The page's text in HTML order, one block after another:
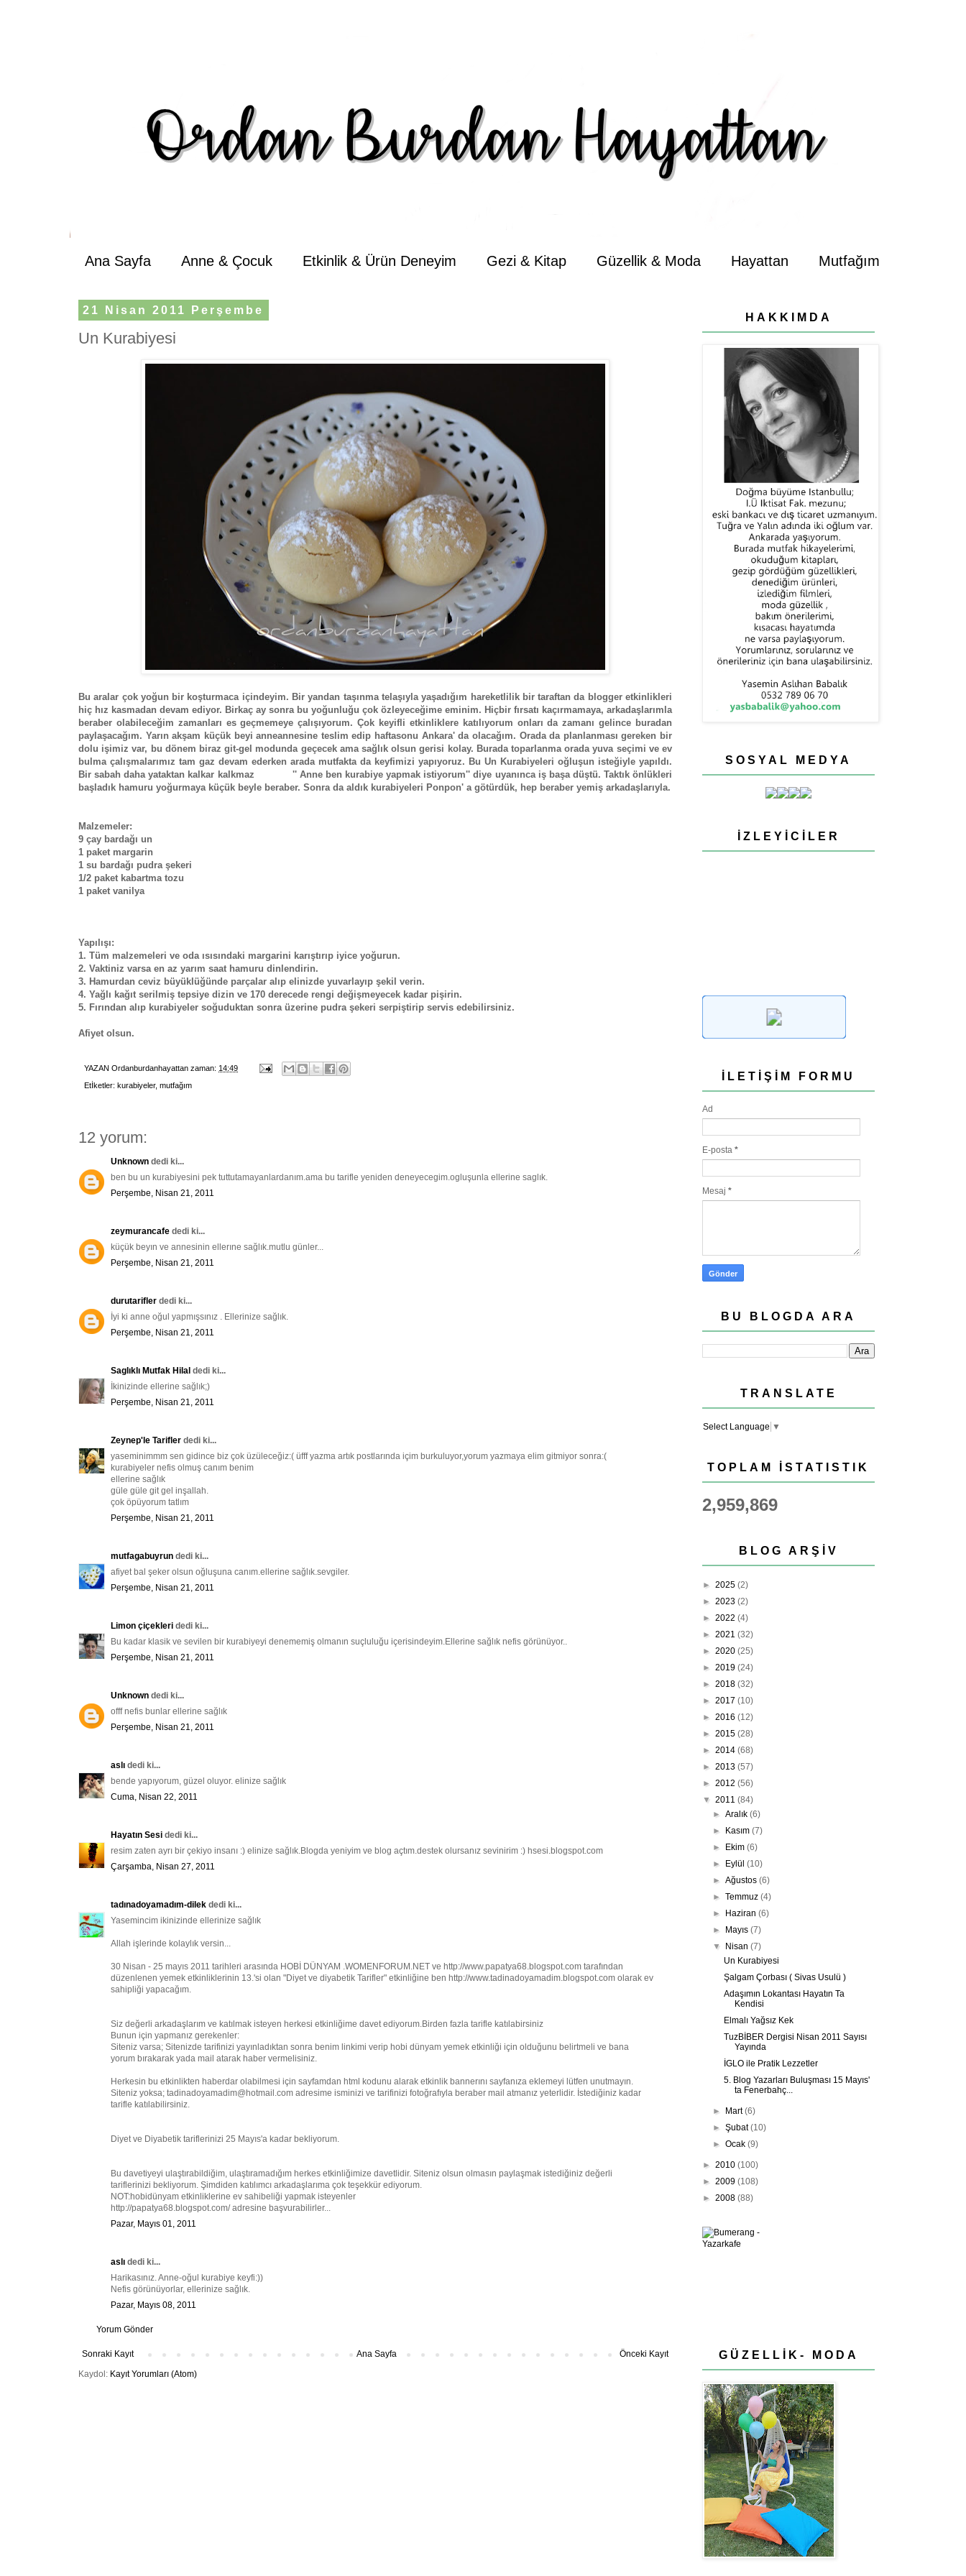
Ana Sayfa Anne & Çocuk Etkinlik & Ürün Deneyim Gezi & Kitap Güzellik & Moda Hayattan Mutfağım
21 Nisan 2011 Perşembe
Un Kurabiyesi
Bu aralar çok yoğun bir koşturmaca içindeyim. Bir yandan taşınma telaşıyla yaşadığım hareketlilik bir taraftan da blogger etkinlikleri
hiç hız kasmadan devam ediyor. Birkaç ay sonra bu yoğunluğu çok özleyeceğime eminim. Hiçbir fırsatı kaçırmamaya, arkadaşlarımla
beraber olabileceğim zamanları es geçmemeye çalışıyorum. Çok keyifli etkinliklere katılıyorum onları da zamanı gelince buradan
paylaşacağım. Yarın akşam küçük beyi anneannesine teslim edip haftasonu Ankara' da olacağım. Orada da planlanması gereken bir
dolu işimiz var, bu dönem biraz git-gel modunda geçecek ama sağlık olsun gerisi kolay. Burada toparlanma orada yuva seçimi ve ev
bulma çalışmalarımız tam gaz devam ederken arada mutfakta da keyfimizi yapıyoruz. Bu Un Kurabiyeleri oğluşun isteğiyle yapıldı.
Bir sabah daha yataktan kalkar kalkmaz '' Anne ben kurabiye yapmak istiyorum'' diye uyanınca iş başa düştü. Taktık önlükleri
başladık hamuru yoğurmaya küçük beyle beraber. Sonra da aldık kurabiyeleri Ponpon' a götürdük, hep beraber yemiş arkadaşlarıyla.
Malzemeler:
9 çay bardağı un
1 paket margarin
1 su bardağı pudra şekeri
1/2 paket kabartma tozu
1 paket vanilya
Yapılışı:
1. Tüm malzemeleri ve oda ısısındaki margarini karıştırıp iyice yoğurun.
2. Vaktiniz varsa en az yarım saat hamuru dinlendirin.
3. Hamurdan ceviz büyüklüğünde parçalar alıp elinizde yuvarlayıp şekil verin.
4. Yağlı kağıt serilmiş tepsiye dizin ve 170 derecede rengi değişmeyecek kadar pişirin.
5. Fırından alıp kurabiyeler soğuduktan sonra üzerine pudra şekeri serpiştirip servis edebilirsiniz.
Afiyet olsun.
YAZAN Ordanburdanhayattan zaman: 14:49
Etİketler: kurabiyeler, mutfağım
12 yorum:
Unknown dedi ki...
ben bu un kurabiyesini pek tuttutamayanlardanım.ama bu tarifle yeniden deneyecegim.ogluşunla ellerine saglık.
Perşembe, Nisan 21, 2011
zeymurancafe dedi ki...
küçük beyın ve annesinin ellerıne sağlık.mutlu günler...
Perşembe, Nisan 21, 2011
durutarifler dedi ki...
İyi ki anne oğul yapmışsınız . Ellerinize sağlık.
Perşembe, Nisan 21, 2011
Saglıklı Mutfak Hilal dedi ki...
İkinizinde ellerine sağlık;)
Perşembe, Nisan 21, 2011
Zeynep'le Tarifler dedi ki...
yaseminimmm sen gidince biz çok üzüleceğiz:( üfff yazma artık postlarında içim burkuluyor,yorum yazmaya elim gitmiyor sonra:(
kurabiyeler nefis olmuş canım benim
ellerine sağlık
güle güle git gel inşallah.
çok öpüyorum tatlım
Perşembe, Nisan 21, 2011
mutfagabuyrun dedi ki...
afiyet bal şeker olsun oğluşuna canım.ellerine sağlık.sevgiler.
Perşembe, Nisan 21, 2011
Limon çiçekleri dedi ki...
Bu kadar klasik ve sevilen bir kurabiyeyi denememiş olmanın suçluluğu içerisindeyim.Ellerine sağlık nefis görünüyor..
Perşembe, Nisan 21, 2011
Unknown dedi ki...
offf nefis bunlar ellerine sağlık
Perşembe, Nisan 21, 2011
aslı dedi ki...
bende yapıyorum, güzel oluyor. elinize sağlık
Cuma, Nisan 22, 2011
Hayatın Sesi dedi ki...
resim zaten ayrı bir çekiyo insanı :) elinize sağlık.Blogda yeniyim ve blog açtım.destek olursanız sevinirim :) hsesi.blogspot.com
Çarşamba, Nisan 27, 2011
tadınadoyamadım-dilek dedi ki...
Yasemincim ikinizinde ellerinize sağlık
Allah işlerinde kolaylık versin...
30 Nisan - 25 mayıs 2011 tarihleri arasında HOBİ DÜNYAM .WOMENFORUM.NET ve http://www.papatya68.blogspot.com tarafından
düzenlenen yemek etkinliklerinin 13.'si olan "Diyet ve diyabetik Tarifler" etkinliğine ben http://www.tadinadoyamadim.blogspot.com olarak ev
sahipliği yapacağım.
Siz değerli arkadaşlarım ve katılmak isteyen herkesi etkinliğime davet ediyorum.Birden fazla tarifle katılabirsiniz
Bunun için yapmanız gerekenler:
Siteniz varsa; Sitenizde tarifinizi yayınladıktan sonra benim linkimi verip hobi dünyam yemek etkinliği için olduğunu belirtmeli ve bana
yorum bırakarak yada mail atarak haber vermelisiniz.
Herkesin bu etkinlikten haberdar olabilmesi için sayfamdan html kodunu alarak etkinlik bannerını sayfanıza eklemeyi lütfen unutmayın.
Siteniz yoksa; tadinadoyamadim@hotmail.com adresime isminizi ve tarifinizi fotoğrafıyla beraber mail atmanız yeterlidir. İstediğiniz kadar
tarifle katılabilirsiniz.
Diyet ve Diyabetik tariflerinizi 25 Mayıs'a kadar bekliyorum.
Bu davetiyeyi ulaştırabildiğim, ulaştıramadığım herkes etkinliğimize davetlidir. Siteniz olsun olmasın paylaşmak istediğiniz değerli
tariflerinizi bekliyorum. Şimdiden katılımcı arkadaşlarıma çok teşekkür ediyorum.
NOT:hobidünyam etkinliklerine ev sahibeliği yapmak isteyenler
http://papatya68.blogspot.com/ adresine başvurabilirler...
Pazar, Mayıs 01, 2011
aslı dedi ki...
Harikasınız. Anne-oğul kurabiye keyfi:))
Nefis görünüyorlar, ellerinize sağlık.
Pazar, Mayıs 08, 2011
Yorum Gönder
Sonraki Kayıt Önceki Kayıt
Ana Sayfa
Kaydol: Kayıt Yorumları (Atom)
HAKKIMDA
SOSYAL MEDYA
İZLEYICILER
İLETIŞIM FORMU
Ad
E-posta *
Mesaj *
BU BLOGDA ARA
TRANSLATE
Select Language ▼
TOPLAM İSTATISTIK
2,959,869
BLOG ARŞIV
► 2025 (2)
► 2023 (2)
► 2022 (4)
► 2021 (32)
► 2020 (25)
► 2019 (24)
► 2018 (32)
► 2017 (10)
► 2016 (12)
► 2015 (28)
► 2014 (68)
► 2013 (57)
► 2012 (56)
▼ 2011 (84)
►Aralık(6)
► Kasım(7)
► Ekim(6)
► Eylül(10)
►Ağustos(6)
►Temmuz(4)
► Haziran(6)
► Mayıs(7)
▼ Nisan(7)
Un Kurabiyesi
Şalgam Çorbası ( Sivas Usulü )
Adaşımın Lokantası Hayatın Ta
Kendisi
Elmalı Yağsız Kek
TuzBİBER Dergisi Nisan 2011 Sayısı
Yayında
İGLO ile Pratik Lezzetler
5. Blog Yazarları Buluşması 15 Mayıs'
ta Fenerbahç...
► Mart(6)
►Şubat(10)
►Ocak(9)
► 2010 (100)
► 2009 (108)
► 2008 (88)
GÜZELLİK- MODA